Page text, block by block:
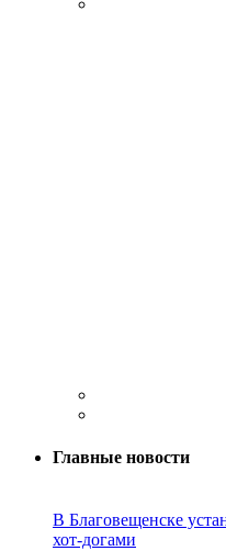
Главные новости
В Благовещенске
хот-догами